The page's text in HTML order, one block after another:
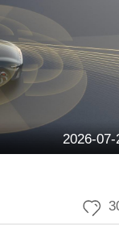
2026-07-